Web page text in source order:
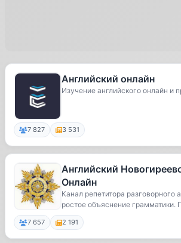
Английский онлайн
Изучение английского онлайн и
7 827 3 531
Английский
Онлайн
Канал репетитора разговорного
ростое объяснение грамматики.
7 657 2 191